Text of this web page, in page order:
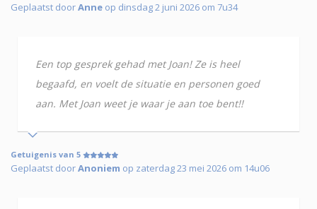
Geplaatst doorAnne op dinsdag 2 juni 2026 om 7u34
Een top gesprek gehad met Joan! Ze is heel
begaafd, en voelt de situatie en personen goed
aan. Met Joan weet je waar je aan toe bent!!
Getuigenis van 5
Geplaatst doorAnoniem op zaterdag 23 mei 2026 om 14u06